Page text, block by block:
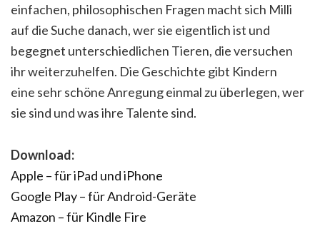
einfachen, philosophischen Fragen macht sich Milli
auf die Suche danach, wer sie eigentlich ist und
begegnet unterschiedlichen Tieren, die versuchen
ihr weiterzuhelfen. Die Geschichte gibt Kindern
eine sehr schöne Anregung einmal zu überlegen, wer
sie sind und was ihre Talente sind.
Download:
Apple – für iPad und iPhone
Google Play – für Android-Geräte
Amazon – für Kindle Fire